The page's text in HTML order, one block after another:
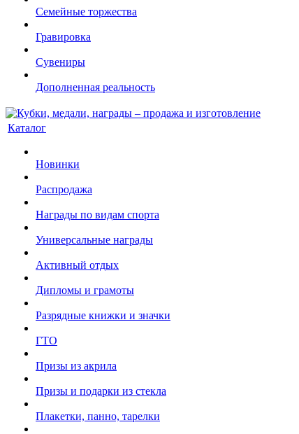
Семейные торжества
Гравировка
Сувениры
Дополненная реальность
Каталог
Новинки
Распродажа
Награды по видам спорта
Универсальные награды
Активный отдых
Дипломы и грамоты
Разрядные книжки и значки
ГТО
Призы из акрила
Призы и подарки из стекла
Плакетки, панно, тарелки